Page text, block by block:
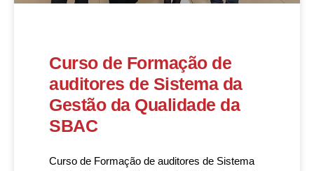
Curso de Formação de
auditores de Sistema da
Gestão da Qualidade da
SBAC
Curso de Formação de auditores de Sistema